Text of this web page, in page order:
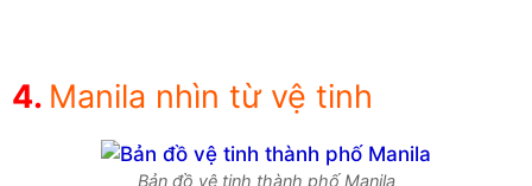
Manila nhìn từ vệ tinh
Bản đồ vệ tinh thành phố Manila